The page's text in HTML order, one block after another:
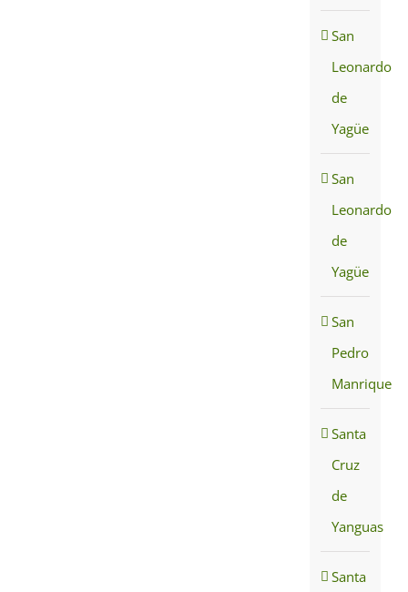
San
Leonardo
de
Yagüe
San
Leonardo
de
Yagüe
San
Pedro
Manrique
Santa
Cruz
de
Yanguas
Santa